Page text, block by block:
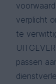
verplicht
te
passen